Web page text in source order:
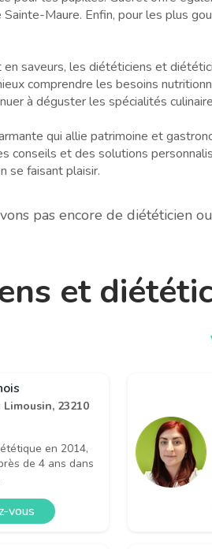
Maure. Enfin, pour les plus
saveurs, les diététiciens et
comprendre les besoins
à déguster les spécialités
qui allie patrimoine et
conseils et des solutions
se faisant plaisir.
pas encore de diététicien
et
Limousin, 23210
en 2014,
de 4 ans dans
vous